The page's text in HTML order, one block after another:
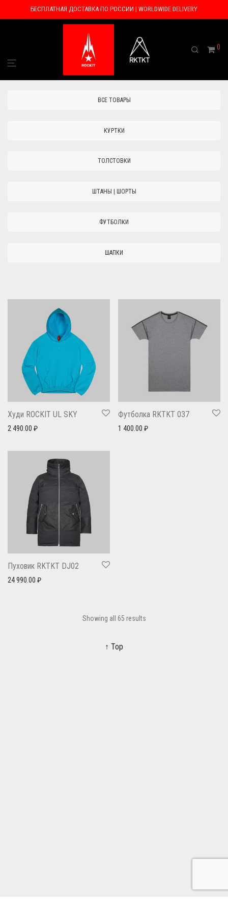
БЕСПЛАТНАЯ ДОСТАВКА ПО РОССИИ | WORLDWIDE DELIVERY
0
ВСЕ ТОВАРЫ
КУРТКИ
ТОЛСТОВКИ
ШТАНЫ | ШОРТЫ
ФУТБОЛКИ
ШАПКИ
Худи ROCKIT UL SKY
2 490.00 ₽
Футболка RKTKT 037
1 400.00 ₽
Пуховик RKTKT DJ02
24 990.00 ₽
Showing all 65 results
↑ Top